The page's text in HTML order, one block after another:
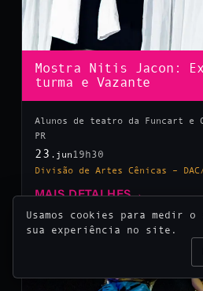
Mostra Nitis Jacon:
turma e Vazante
Alunos de teatro da Funcart e
PR
23 .jun 19h30
Divisão de Artes Cênicas – DAC/
MAIS DETALHES→
Usamos cookies para medir o
sua experiência no site.